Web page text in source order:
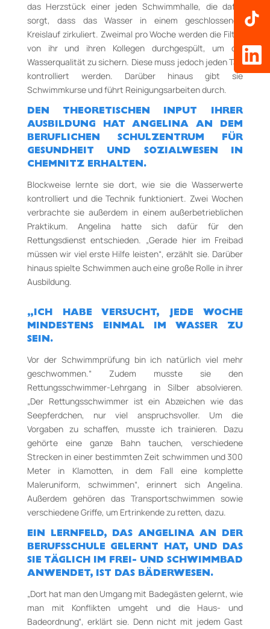
das Herzstück einer jeden Schwimmhalle, die dafür
sorgt, dass das Wasser in einem geschlossenen
Kreislauf zirkuliert. Zweimal pro Woche werden die Filter
von ihr und ihren Kollegen durchgespült, um die
Wasserqualität zu sichern. Diese muss jedoch jeden Tag
kontrolliert werden. Darüber hinaus gibt sie
Schwimmkurse und führt Reinigungsarbeiten durch.
DEN THEORETISCHEN INPUT IHRER
AUSBILDUNG HAT ANGELINA AN DEM
BERUFLICHEN SCHULZENTRUM FÜR
GESUNDHEIT UND SOZIALWESEN IN
CHEMNITZ ERHALTEN.
Blockweise lernte sie dort, wie sie die Wasserwerte
kontrolliert und die Technik funktioniert. Zwei Wochen
verbrachte sie außerdem in einem außerbetrieblichen
Praktikum. Angelina hatte sich dafür für den
Rettungsdienst entschieden. „Gerade hier im Freibad
müssen wir viel erste Hilfe leisten“, erzählt sie. Darüber
hinaus spielte Schwimmen auch eine große Rolle in ihrer
Ausbildung.
„ICH HABE VERSUCHT, JEDE WOCHE
MINDESTENS EINMAL IM WASSER ZU
SEIN.
Vor der Schwimmprüfung bin ich natürlich viel mehr
geschwommen.“ Zudem musste sie den
Rettungsschwimmer­-Lehrgang in Silber absolvieren.
„Der Rettungsschwimmer ist ein Abzeichen wie das
Seepferdchen, nur viel anspruchsvoller. Um die
Vorgaben zu schaffen, musste ich trainieren. Dazu
gehörte eine ganze Bahn tauchen, verschiedene
Strecken in einer bestimmten Zeit schwimmen und 300
Meter in Klamotten, in dem Fall eine komplette
Maleruniform, schwimmen“, erinnert sich Angelina.
Außerdem gehören das Transport­schwimmen sowie
verschiedene Griffe, um Ertrinkende zu retten, dazu.
EIN LERNFELD, DAS ANGELINA AN DER
BERUFSSCHULE GELERNT HAT, UND DAS
SIE TÄGLICH IM FREI­- UND SCHWIMMBAD
ANWENDET, IST DAS BÄDERWESEN.
„Dort hat man den Umgang mit Badegästen gelernt, wie
man mit Konflikten umgeht und die Haus-­ und
Badeordnung“, erklärt sie. Denn nicht mit jedem Gast